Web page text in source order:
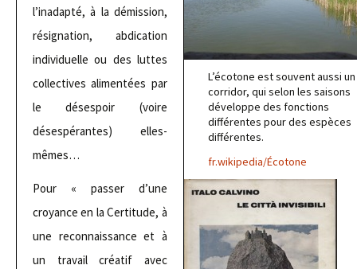
l’inadapté, à la démission,
résignation, abdication
individuelle ou des luttes
collectives alimentées par
le désespoir (voire
désespérantes) elles-
mêmes…
Pour « passer d’une
croyance en la Certitude, à
une reconnaissance et à
un travail créatif avec
L’écotone est souvent aussi un
corridor, qui selon les saisons
développe des fonctions
différentes pour des espèces
différentes.
fr.wikipedia/Écotone